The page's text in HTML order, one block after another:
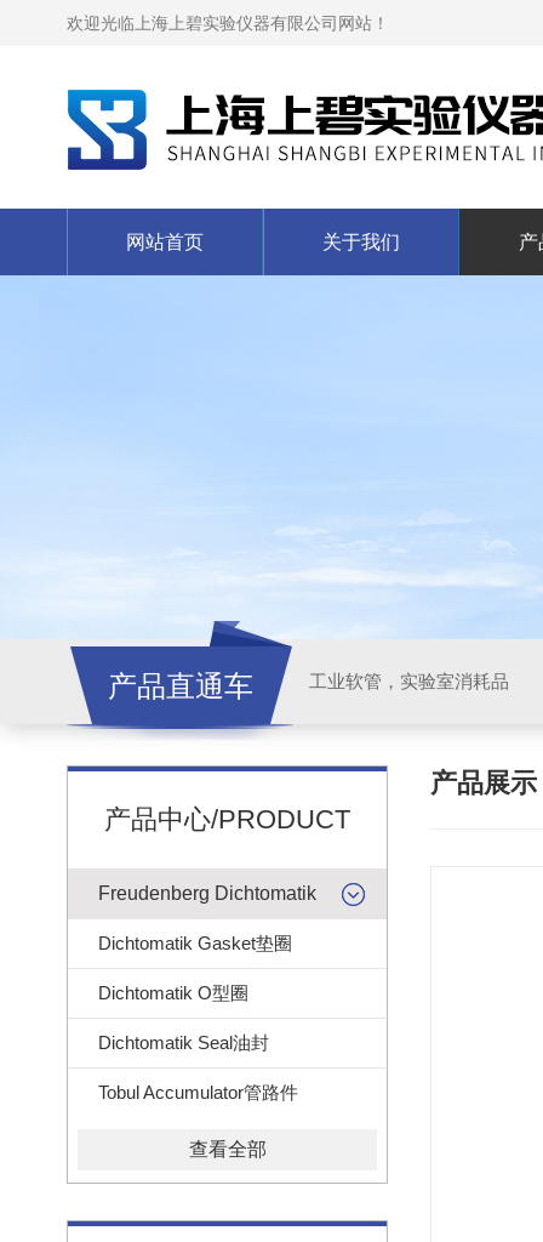
欢迎光临上海上碧实验仪器有限公司网站！
网站首页 关于我们 产
产品直通车 工业软管，实验室消耗品
产品中心/PRODUCT
Freudenberg Dichtomatik
Dichtomatik Gasket垫圈
Dichtomatik O型圈
Dichtomatik Seal油封
Tobul Accumulator管路件
查看全部
产品展示